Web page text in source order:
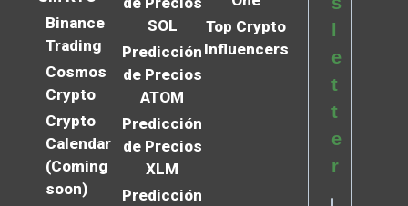
Binance
Trading
Cosmos
Crypto
Crypto
Calendar
(Coming
soon)
SOL
Predicción
de Precios
ATOM
Predicción
de Precios
XLM
Predicción
Top Crypto
Influencers
e
t
t
e
r